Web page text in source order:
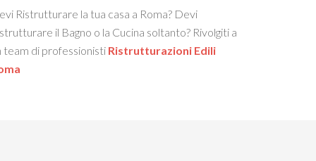
Ristrutturare la tua casa a Roma? Devi
il Bagno o la Cucina soltanto? Rivolgiti a
team di professionisti Ristrutturazioni Edili